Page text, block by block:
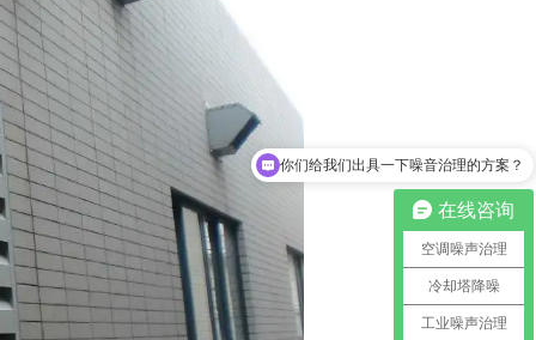
在线咨询
空调噪声治理
冷却塔降噪
工业噪声治理
你们给我们出具一下噪音治理的方案？